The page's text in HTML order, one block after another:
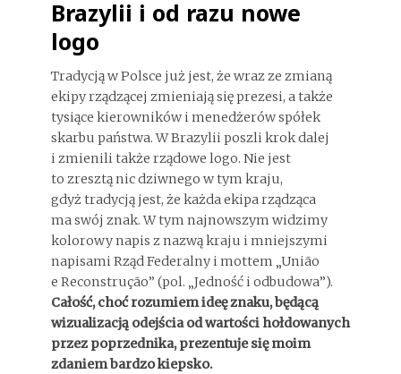
Brazylii i od razu nowe
logo
Tradycją w Polsce już jest, że wraz ze zmianą
ekipy rządzącej zmieniają się prezesi, a także
tysiące kierowników i menedżerów spółek
skarbu państwa. W Brazylii poszli krok dalej
i zmienili także rządowe logo. Nie jest
to zresztą nic dziwnego w tym kraju,
gdyż tradycją jest, że każda ekipa rządząca
ma swój znak. W tym najnowszym widzimy
kolorowy napis z nazwą kraju i mniejszymi
napisami Rząd Federalny i mottem „União
e Reconstrução” (pol. „Jedność i odbudowa”).
Całość, choć rozumiem ideę znaku, będącą
wizualizacją odejścia od wartości hołdowanych
przez poprzednika, prezentuje się moim
zdaniem bardzo kiepsko.